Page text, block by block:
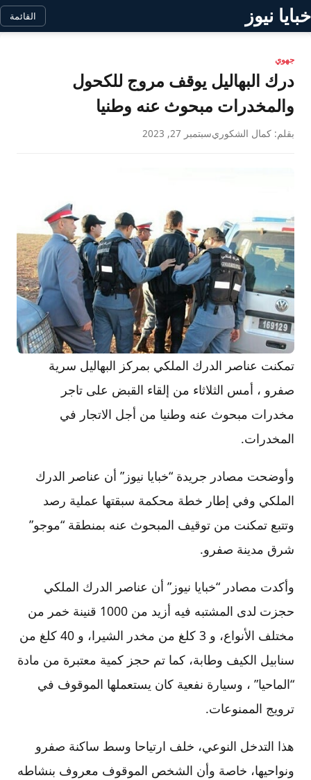
خبايا نيوز القائمة
جهوي
درك البهاليل يوقف مروج للكحول
والمخدرات مبحوث عنه وطنيا
بقلم: كمال الشكوريسبتمبر 27, 2023
تمكنت عناصر الدرك الملكي بمركز البهاليل سرية
صفرو ، أمس الثلاثاء من إلقاء القبض على تاجر
مخدرات مبحوث عنه وطنيا من أجل الاتجار في
المخدرات.
وأوضحت مصادر جريدة “خبايا نيوز” أن عناصر الدرك
الملكي وفي إطار خطة محكمة سبقتها عملية رصد
وتتبع تمكنت من توقيف المبحوث عنه بمنطقة “موجو”
شرق مدينة صفرو.
وأكدت مصادر “خبايا نيوز” أن عناصر الدرك الملكي
حجزت لدى المشتبه فيه أزيد من 1000 قنينة خمر من
مختلف الأنواع، و 3 كلغ من مخدر الشيرا، و 40 كلغ من
سنابيل الكيف وطابة، كما تم حجز كمية معتبرة من مادة
“الماحيا” ، وسيارة نفعية كان يستعملها الموقوف في
ترويج الممنوعات.
هذا التدخل النوعي، خلف ارتياحا وسط ساكنة صفرو
ونواحيها، خاصة وأن الشخص الموقوف معروف بنشاطه